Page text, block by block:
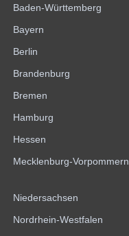
Baden-Württemberg
Bayern
Berlin
Brandenburg
Bremen
Hamburg
Hessen
Mecklenburg-Vorpommern
Niedersachsen
Nordrhein-Westfalen